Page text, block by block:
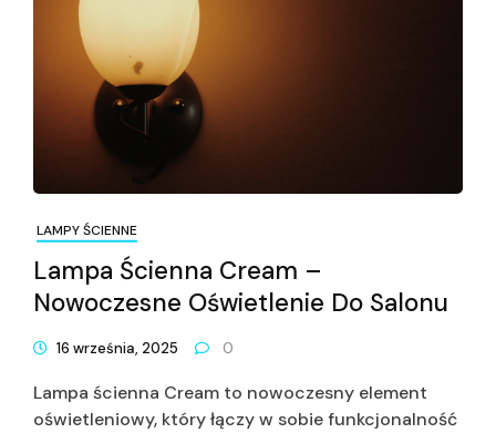
LAMPY ŚCIENNE
Lampa Ścienna Cream –
Nowoczesne Oświetlenie Do Salonu
16 września, 2025 0
Lampa ścienna Cream to nowoczesny element
oświetleniowy, który łączy w sobie funkcjonalność